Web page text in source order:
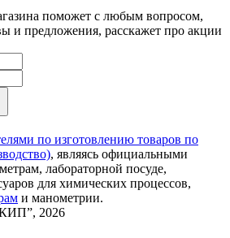
поможет с любым вопросом,
и предложения, расскажет про акции
по изготовлению товаров по
, являясь официальными
лабораторной посуде,
для химических процессов,
и манометрии.
2026